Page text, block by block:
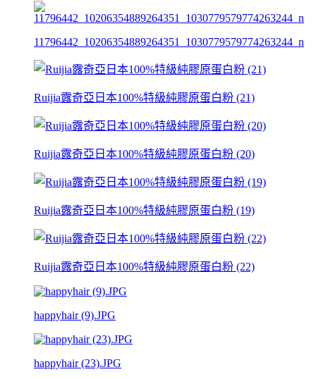
11796442_10206354889264351_1030779579774263244_n
Ruijia露奇亞日本100%特級純膠原蛋白粉 (21)
Ruijia露奇亞日本100%特級純膠原蛋白粉 (20)
Ruijia露奇亞日本100%特級純膠原蛋白粉 (19)
Ruijia露奇亞日本100%特級純膠原蛋白粉 (22)
happyhair (9).JPG
happyhair (23).JPG